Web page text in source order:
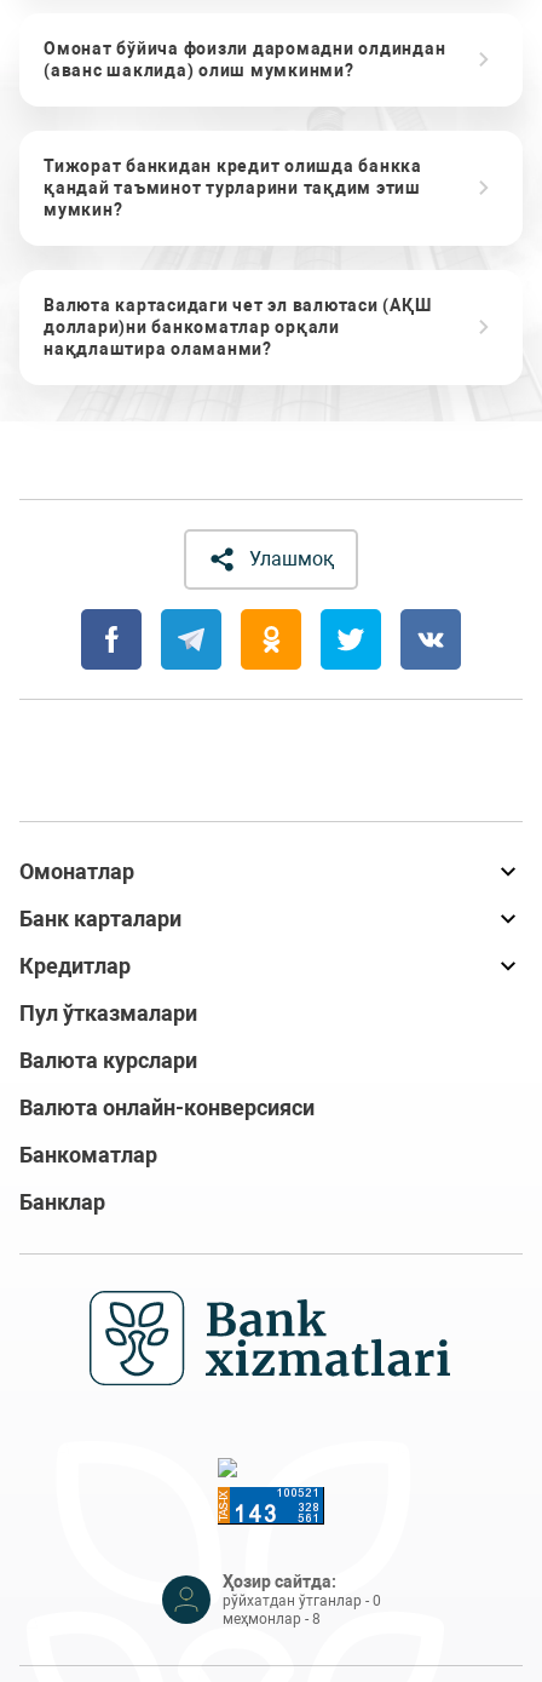
Омонат бўйича фоизли даромадни олдиндан
(аванс шаклида) олиш мумкинми?
Тижорат банкидан кредит олишда банкка
қандай таъминот турларини тақдим этиш
мумкин?
Валюта картасидаги чет эл валютаси (АҚШ
доллари)ни банкоматлар орқали
нақдлаштира оламанми?
Улашмоқ
Омонатлар
Банк карталари
Кредитлар
Пул ўтказмалари
Валюта курслари
Валюта онлайн-конверсияси
Банкоматлар
Банклар
Ҳозир сайтда:
рўйхатдан ўтганлар - 0
меҳмонлар - 8